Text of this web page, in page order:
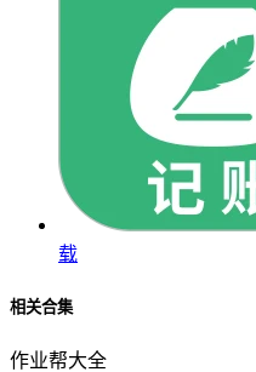
载
相关合集
作业帮大全